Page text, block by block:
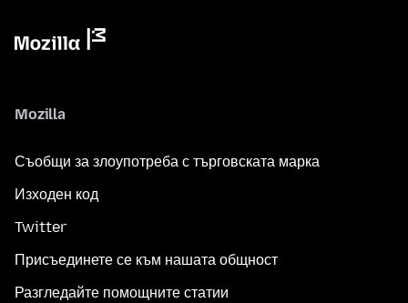
Mozilla
Съобщи за злоупотреба с търговската марка
Изходен код
Twitter
Присъединете се към нашата общност
Разгледайте помощните статии